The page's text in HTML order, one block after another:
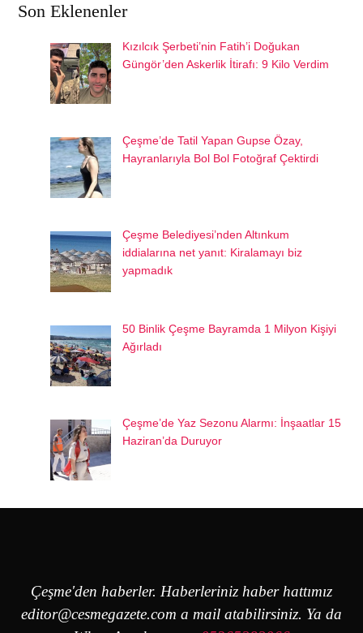
Son Eklenenler
Kızılcık Şerbeti’nin Fatih’i Doğukan
Güngör’den Askerlik İtirafı: 9 Kilo Verdim
Çeşme’de Tatil Yapan Gupse Özay,
Hayranlarıyla Bol Bol Fotoğraf Çektirdi
Çeşme Belediyesi’nden Altınkum
iddialarına net yanıt: Kiralamayı biz
yapmadık
50 Binlik Çeşme Bayramda 1 Milyon Kişiyi
Ağırladı
Çeşme’de Yaz Sezonu Alarmı: İnşaatlar 15
Haziran’da Duruyor
Çeşme'den haberler. Haberleriniz haber hattımız
editor@cesmegazete.com a mail atabilirsiniz. Ya da